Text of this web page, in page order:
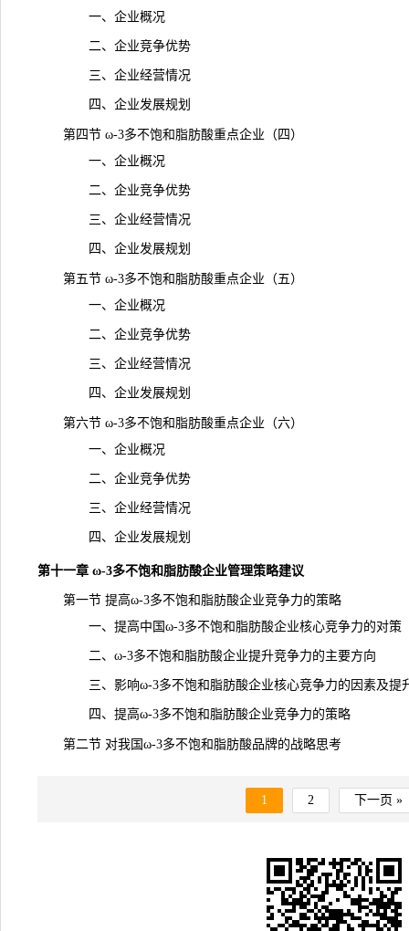
一、企业概况
二、企业竞争优势
三、企业经营情况
四、企业发展规划
第四节 ω-3多不饱和脂肪酸重点企业（四）
一、企业概况
二、企业竞争优势
三、企业经营情况
四、企业发展规划
第五节 ω-3多不饱和脂肪酸重点企业（五）
一、企业概况
二、企业竞争优势
三、企业经营情况
四、企业发展规划
第六节 ω-3多不饱和脂肪酸重点企业（六）
一、企业概况
二、企业竞争优势
三、企业经营情况
四、企业发展规划
第十一章 ω-3多不饱和脂肪酸企业管理策略建议
第一节 提高ω-3多不饱和脂肪酸企业竞争力的策略
一、提高中国ω-3多不饱和脂肪酸企业核心竞争力的对策
二、ω-3多不饱和脂肪酸企业提升竞争力的主要方向
三、影响ω-3多不饱和脂肪酸企业核心竞争力的因素及提
四、提高ω-3多不饱和脂肪酸企业竞争力的策略
第二节 对我国ω-3多不饱和脂肪酸品牌的战略思考
1 2 下一页 »